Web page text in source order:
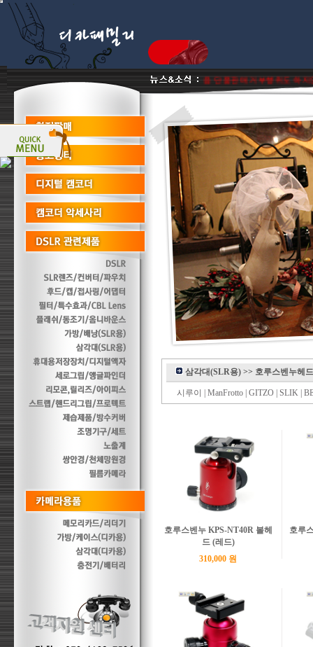
열상품 리퍼비시 병행수입제품은취급판매하지않음 단품판매 거부행위도 하지않
삼각대(SLR용)>> 호루스벤누헤드
시루이 ManFrotto GITZO SLIK
호루스벤누 KPS-NT40R 볼헤
드 (레드)
310,000 원
호루